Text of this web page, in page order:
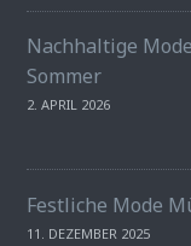
Nachhaltige
Sommer
2. APRIL 2026
Festliche Mode
11. DEZEMBER 2025